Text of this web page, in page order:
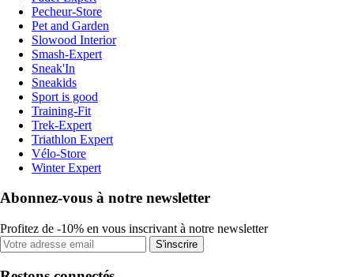
Pecheur-Store
Pet and Garden
Slowood Interior
Smash-Expert
Sneak'In
Sneakids
Sport is good
Training-Fit
Trek-Expert
Triathlon Expert
Vélo-Store
Winter Expert
Abonnez-vous à notre newsletter
Profitez de -10% en vous inscrivant à notre newsletter
S'inscrire